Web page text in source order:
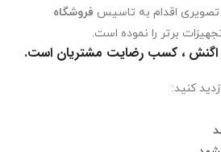
اقدام به تاسیس فروشگاه
برتر را نموده است.
اگنش ، کسب رضایت مشتریان است.
کنید: